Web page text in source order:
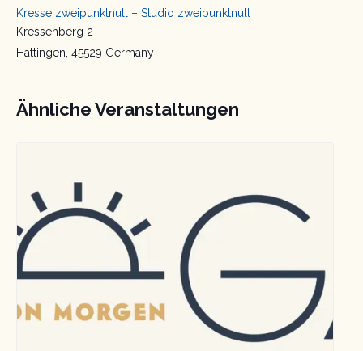
Kresse zweipunktnull – Studio zweipunktnull
Kressenberg 2
Hattingen, 45529 Germany
Ähnliche Veranstaltungen